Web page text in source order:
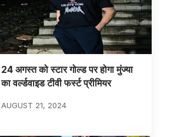
24 अगस्त को स्टार गोल्ड पर होगा मुंज्या
का वर्ल्डवाइड टीवी फर्स्ट प्रीमियर
AUGUST 21, 2024